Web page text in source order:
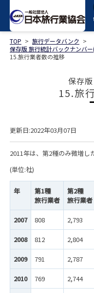
TOP > 旅行データバンク >
保存版 旅行統計バックナンバ
15.旅行業者数の推移
保存
15.旅
更新日:2022年03月07日
2011年は、第2種のみ微増し
(単位:社)
年
第1種
旅行業者
第2種
旅行業者
2007 808 2,793
2008 812 2,804
2009 791 2,787
2010 769 2,744